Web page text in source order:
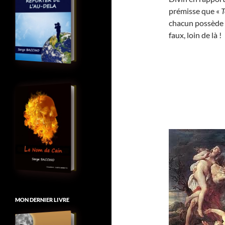
prémisse que «
chacun
faux, loin de là !
MON DERNIER LIVRE